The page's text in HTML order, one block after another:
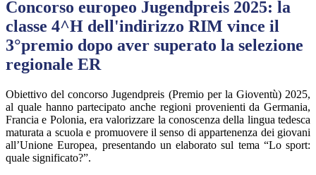
Concorso europeo Jugendpreis 2025: la
classe 4^H dell'indirizzo RIM vince il
3°premio dopo aver superato la selezione
regionale ER
Obiettivo del concorso Jugendpreis (Premio per la Gioventù) 2025,
al quale hanno partecipato anche regioni provenienti da Germania,
Francia e Polonia, era valorizzare la conoscenza della lingua tedesca
maturata a scuola e promuovere il senso di appartenenza dei giovani
all’Unione Europea, presentando un elaborato sul tema “Lo sport:
quale significato?”.